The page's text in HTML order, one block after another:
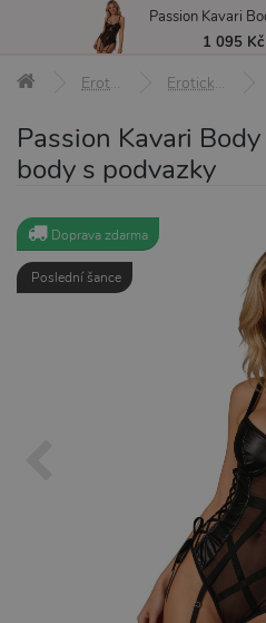
MENU
Erotické pomůcky Erotické prádlo a oblečení
Passion Kavari
body s podvazky
Doprava zdarma
Poslední šance
1 095 Kč